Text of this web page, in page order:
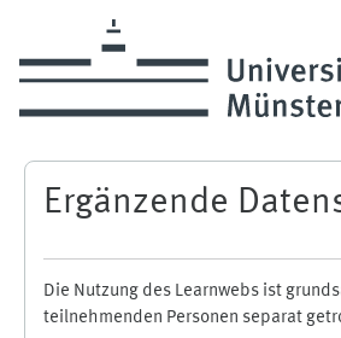
Ergänzende
Die Nutzung des Learnwebs ist
teilnehmenden Personen separat